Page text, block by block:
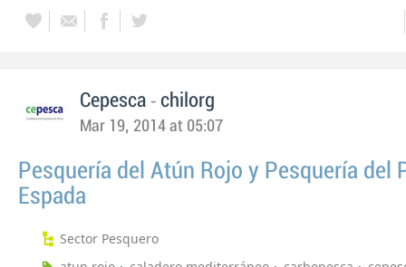
Cepesca - chilorg
Mar 19, 2014 at 05:07
Pesquería del Atún Rojo y Pesquería del
Espada
Sector Pesquero